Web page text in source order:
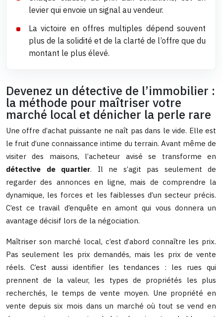
levier qui envoie un signal au vendeur.
La victoire en offres multiples dépend souvent
plus de la solidité et de la clarté de l’offre que du
montant le plus élevé.
Devenez un détective de l’immobilier :
la méthode pour maîtriser votre
marché local et dénicher la perle rare
Une offre d’achat puissante ne naît pas dans le vide. Elle est
le fruit d’une connaissance intime du terrain. Avant même de
visiter des maisons, l’acheteur avisé se transforme en
détective de quartier. Il ne s’agit pas seulement de
regarder des annonces en ligne, mais de comprendre la
dynamique, les forces et les faiblesses d’un secteur précis.
C’est ce travail d’enquête en amont qui vous donnera un
avantage décisif lors de la négociation.
Maîtriser son marché local, c’est d’abord connaître les prix.
Pas seulement les prix demandés, mais les prix de vente
réels. C’est aussi identifier les tendances : les rues qui
prennent de la valeur, les types de propriétés les plus
recherchés, le temps de vente moyen. Une propriété en
vente depuis six mois dans un marché où tout se vend en